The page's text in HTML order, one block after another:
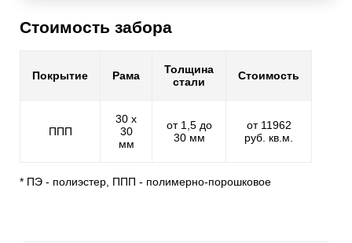
Стоимость забора
Покрытие Рама
Толщина
стали
Стоимость
ППП
30 х
30
мм
от 1,5 до
30 мм
от 11962
руб. кв.м.
* ПЭ - полиэстер, ППП - полимерно-порошковое